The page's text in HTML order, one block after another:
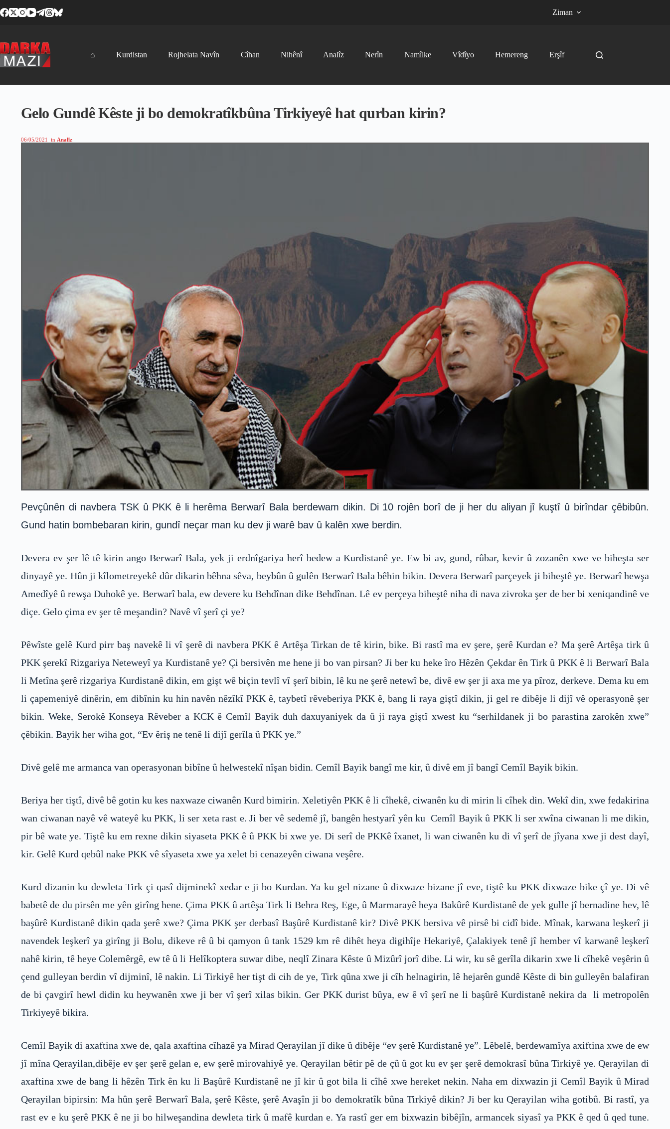
to
Ziman
⌂ Kurdistan Rojhelata Navîn Cîhan Nihênî Analîz Nerîn Namîlke Vîdîyo Hemereng Erşîf
Gelo Gundê Kêste ji bo demokratîkbûna Tirkiyeyê hat qurban kirin?
06/05/2021 in Analîz
Pevçûnên di navbera TSK û PKK ê li herêma Berwarî Bala berdewam dikin. Di 10 rojên borî de ji her du aliyan jî kuştî û birîndar çêbibûn.
Gund hatin bombebaran kirin, gundî neçar man ku dev ji warê bav û kalên xwe berdin.
Devera ev şer lê tê kirin ango Berwarî Bala, yek ji erdnîgariya herî bedew a Kurdistanê ye. Ew bi av, gund, rûbar, kevir û zozanên xwe ve biheşta ser
dinyayê ye. Hûn ji kîlometreyekê dûr dikarin bêhna sêva, beybûn û gulên Berwarî Bala bêhin bikin. Devera Berwarî parçeyek ji biheştê ye. Berwarî hewşa
Amedîyê û rewşa Duhokê ye. Berwarî bala, ew devere ku Behdînan dike Behdînan. Lê ev perçeya biheştê niha di nava zivroka şer de ber bi xeniqandinê ve
diçe. Gelo çima ev şer tê meşandin? Navê vî şerî çi ye?
Pêwîste gelê Kurd pirr baş navekê li vî şerê di navbera PKK ê Artêşa Tirkan de tê kirin, bike. Bi rastî ma ev şere, şerê Kurdan e? Ma şerê Artêşa tirk û
PKK şerekî Rizgariya Neteweyî ya Kurdistanê ye? Çi bersivên me hene ji bo van pirsan? Ji ber ku heke îro Hêzên Çekdar ên Tirk û PKK ê li Berwarî Bala
li Metîna şerê rizgariya Kurdistanê dikin, em gişt wê biçin tevlî vî şerî bibin, lê ku ne şerê netewî be, divê ew şer ji axa me ya pîroz, derkeve. Dema ku em
li çapemeniyê dinêrin, em dibînin ku hin navên nêzîkî PKK ê, taybetî rêveberiya PKK ê, bang li raya giştî dikin, ji gel re dibêje li dijî vê operasyonê şer
bikin. Weke, Serokê Konseya Rêveber a KCK ê Cemîl Bayik duh daxuyaniyek da û ji raya giştî xwest ku “serhildanek ji bo parastina zarokên xwe”
çêbikin. Bayik her wiha got, “Ev êriş ne tenê li dijî gerîla û PKK ye.”
Divê gelê me armanca van operasyonan bibîne û helwestekî nîşan bidin. Cemîl Bayik bangî me kir, û divê em jî bangî Cemîl Bayik bikin.
Beriya her tiştî, divê bê gotin ku kes naxwaze ciwanên Kurd bimirin. Xeletiyên PKK ê li cîhekê, ciwanên ku di mirin li cîhek din. Wekî din, xwe fedakirina
wan ciwanan nayê vê wateyê ku PKK, li ser xeta rast e. Ji ber vê sedemê jî, bangên hestyarî yên ku Cemîl Bayik û PKK li ser xwîna ciwanan li me dikin,
pir bê wate ye. Tiştê ku em rexne dikin siyaseta PKK ê û PKK bi xwe ye. Di serî de PKKê îxanet, li wan ciwanên ku di vî şerî de jîyana xwe ji dest dayî,
kir. Gelê Kurd qebûl nake PKK vê sîyaseta xwe ya xelet bi cenazeyên ciwana veşêre.
Kurd dizanin ku dewleta Tirk çi qasî dijminekî xedar e ji bo Kurdan. Ya ku gel nizane û dixwaze bizane jî eve, tiştê ku PKK dixwaze bike çî ye. Di vê
babetê de du pirsên me yên girîng hene. Çima PKK û artêşa Tirk li Behra Reş, Ege, û Marmarayê heya Bakûrê Kurdistanê de yek gulle jî bernadine hev, lê
başûrê Kurdistanê dikin qada şerê xwe? Çima PKK şer derbasî Başûrê Kurdistanê kir? Divê PKK bersiva vê pirsê bi cidî bide. Mînak, karwana leşkerî ji
navendek leşkerî ya girîng ji Bolu, dikeve rê û bi qamyon û tank 1529 km rê dihêt heya digihîje Hekariyê, Çalakiyek tenê jî hember vî karwanê leşkerî
nahê kirin, tê heye Colemêrgê, ew tê û li Helîkoptera suwar dibe, neqlî Zinara Kêste û Mizûrî jorî dibe. Li wir, ku sê gerîla dikarin xwe li cîhekê veşêrin û
çend gulleyan berdin vî dijminî, lê nakin. Li Tirkiyê her tişt di cih de ye, Tirk qûna xwe ji cîh helnagirin, lê hejarên gundê Kêste di bin gulleyên balafiran
de bi çavgirî hewl didin ku heywanên xwe ji ber vî şerî xilas bikin. Ger PKK durist bûya, ew ê vî şerî ne li başûrê Kurdistanê nekira da li metropolên
Tirkiyeyê bikira.
Cemîl Bayik di axaftina xwe de, qala axaftina cîhazê ya Mirad Qerayilan jî dike û dibêje “ev şerê Kurdistanê ye”. Lêbelê, berdewamîya axiftina xwe de ew
jî mîna Qerayilan,dibêje ev şer şerê gelan e, ew şerê mirovahiyê ye. Qerayilan bêtir pê de çû û got ku ev şer şerê demokrasî bûna Tirkiyê ye. Qerayilan di
axaftina xwe de bang li hêzên Tirk ên ku li Başûrê Kurdistanê ne jî kir û got bila li cîhê xwe hereket nekin. Naha em dixwazin ji Cemîl Bayik û Mirad
Qerayilan bipirsin: Ma hûn şerê Berwarî Bala, şerê Kêste, şerê Avaşîn ji bo demokratîk bûna Tirkiyê dikin? Ji ber ku Qerayilan wiha gotibû. Bi rastî, ya
rast ev e ku şerê PKK ê ne ji bo hilweşandina dewleta tirk û mafê kurdan e. Ya rastî ger em bixwazin bibêjîn, armancek siyasî ya PKK ê qed û qed tune.